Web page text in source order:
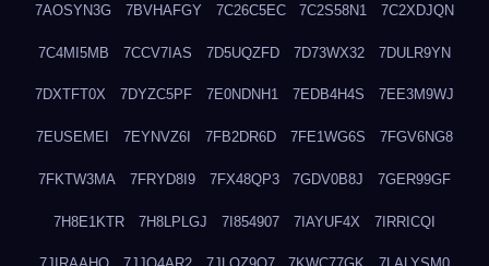
7AOSYN3G 7BVHAFGY 7C26C5EC 7C2S58N1 7C2XDJQN
7C4MI5MB 7CCV7IAS 7D5UQZFD 7D73WX32 7DULR9YN
7DXTFT0X 7DYZC5PF 7E0NDNH1 7EDB4H4S 7EE3M9WJ
7EUSEMEI 7EYNVZ6I 7FB2DR6D 7FE1WG6S 7FGV6NG8
7FKTW3MA 7FRYD8I9 7FX48QP3 7GDV0B8J 7GER99GF
7H8E1KTR 7H8LPLGJ 7I854907 7IAYUF4X 7IRRICQI